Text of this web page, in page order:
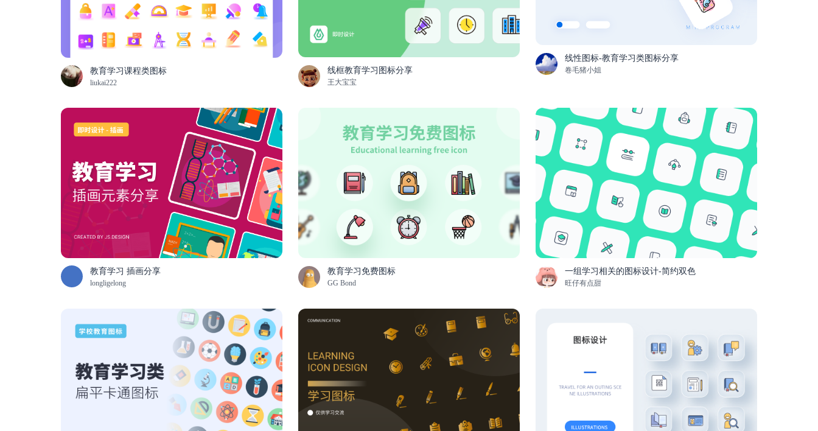
教育学习课程类图标
liukai222
线框教育学习图标分享
王大宝宝
线性图标-教育学习类图标分享
卷毛猪小姐
教育学习 插画分享
longligelong
教育学习免费图标
GG Bond
一组学习相关的图标设计-简约双色
旺仔有点甜